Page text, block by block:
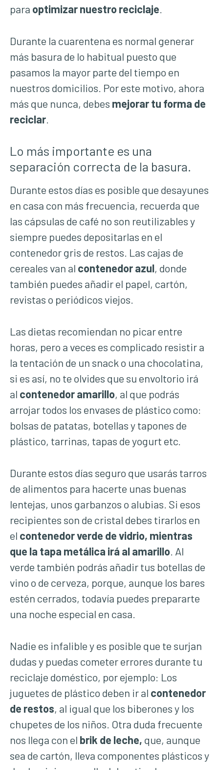
para optimizar nuestro reciclaje
Durante la cuarentena es normal generar
más basura de lo habitual puesto que
pasamos la mayor parte del tiempo en
nuestros domicilios. Por este motivo, ahora
más que nunca, debes mejorar tu forma de
reciclar
Lo más importante es una
separación correcta de la basura.
Durante estos días es posible que desayunes
en casa con más frecuencia, recuerda que
las cápsulas de café no son reutilizables y
siempre puedes depositarlas en el
contenedor gris de restos. Las cajas de
cereales van al contenedor azul, donde
también puedes añadir el papel, cartón,
revistas o periódicos viejos.
Las dietas recomiendan no picar entre
horas, pero a veces es complicado resistir a
la tentación de un snack o una chocolatina,
si es así, no te olvides que su envoltorio irá
al contenedor amarillo, al que podrás
arrojar todos los envases de plástico como:
bolsas de patatas, botellas y tapones de
plástico, tarrinas, tapas de yogurt etc.
Durante estos días seguro que usarás tarros
de alimentos para hacerte unas buenas
lentejas, unos garbanzos o alubias. Si esos
recipientes son de cristal debes tirarlos en
el contenedor verde de vidrio, mientras
que la tapa metálica irá al amarillo . Al
verde también podrás añadir tus botellas de
vino o de cerveza, porque, aunque los bares
estén cerrados, todavía puedes prepararte
una noche especial en casa.
Nadie es infalible y es posible que te surjan
dudas y puedas cometer errores durante tu
reciclaje doméstico, por ejemplo: Los
juguetes de plástico deben ir al contenedor
de restos, al igual que los biberones y los
chupetes de los niños. Otra duda frecuente
nos llega con el brik de leche, que, aunque
sea de cartón, lleva componentes plásticos y